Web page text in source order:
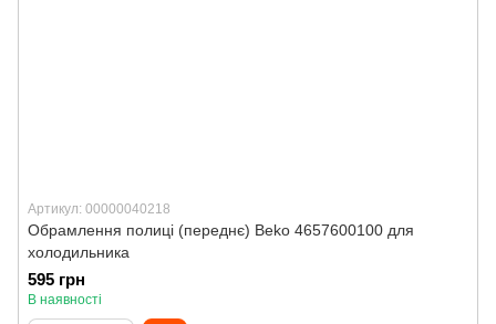
Артикул: 00000040218
Обрамлення полиці (переднє) Beko 4657600100 для
холодильника
595 грн
В наявності